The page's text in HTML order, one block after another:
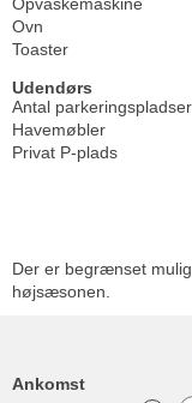
Ovn
Toaster
Udendørs
Antal parkeringspladser
Havemøbler
Privat P-plads
Der er begrænset
højsæsonen.
Ankomst